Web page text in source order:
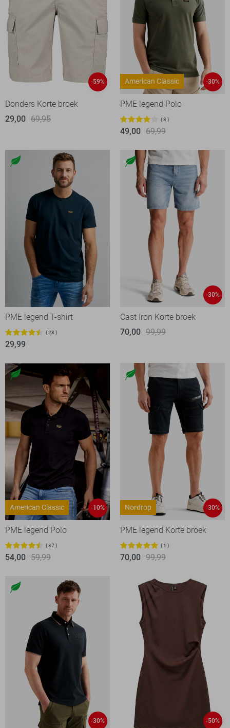
-59%
Donders Korte broek
29,00 69,95
American Classic -30%
PME legend Polo
3
49,00 69,99
PME legend T-shirt
28
29,99
-30%
Cast Iron Korte broek
70,00 99,99
American Classic -10%
PME legend Polo
37
54,00 59,99
Nordrop -30%
PME legend Korte broek
1
70,00 99,99
-30% -50%